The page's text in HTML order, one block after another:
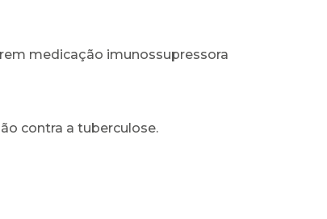
medicação imunossupressora
contra a tuberculose.